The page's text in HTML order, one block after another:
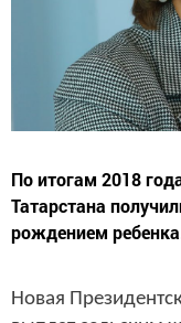
По итогам 2018
Татарстана
рождением
Новая